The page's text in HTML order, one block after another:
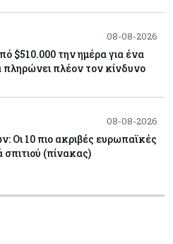
08-08-2026
$510.000 την ημέρα για ένα
πλέον τον κίνδυνο
08-08-2026
Οι 10 πιο ακριβές ευρωπαϊκές
σπιτιού (πίνακας)
08-08-2026
την Ευρώπη, αλλά οι